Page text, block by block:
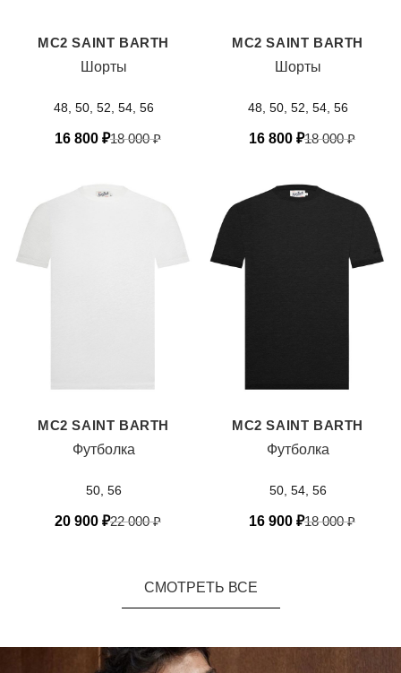
MC2 SAINT BARTH
Шорты
48, 50, 52, 54, 56
18 000₽
16 800 ₽
MC2 SAINT BARTH
Шорты
48, 50, 52, 54, 56
18 000₽
16 800 ₽
MC2 SAINT BARTH
Футболка
50, 56
22 000₽
20 900 ₽
MC2 SAINT BARTH
Футболка
50, 54, 56
18 000₽
16 900 ₽
СМОТРЕТЬ ВСЕ